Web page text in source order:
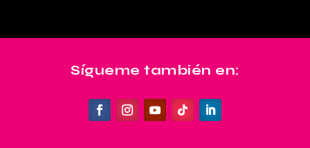
Sígueme también en: